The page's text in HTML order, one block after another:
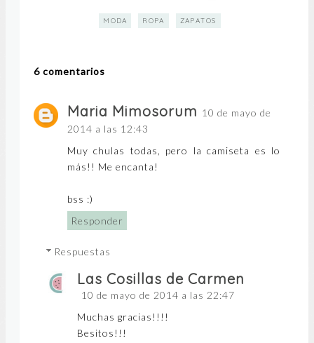
MODA ROPA ZAPATOS
6 comentarios
Maria Mimosorum 10 de mayo de
2014 a las 12:43
Muy chulas todas, pero la camiseta es lo
más!! Me encanta!
bss :)
Responder
Respuestas
Las Cosillas de Carmen
10 de mayo de 2014 a las 22:47
Muchas gracias!!!!
Besitos!!!